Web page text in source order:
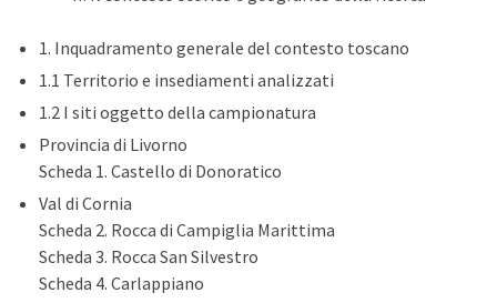
1. Inquadramento generale del contesto toscano
1.1 Territorio e insediamenti analizzati
1.2 I siti oggetto della campionatura
Provincia di Livorno
Scheda 1. Castello di Donoratico
Val di Cornia
Scheda 2. Rocca di Campiglia Marittima
Scheda 3. Rocca San Silvestro
Scheda 4. Carlappiano